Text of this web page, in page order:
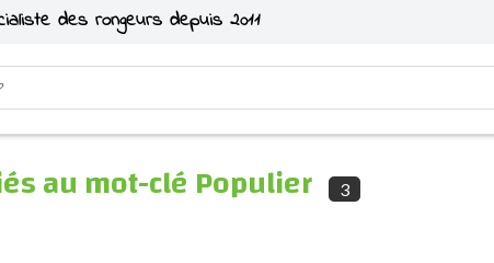
des rongeurs depuis 2011
au mot-clé Populier 3